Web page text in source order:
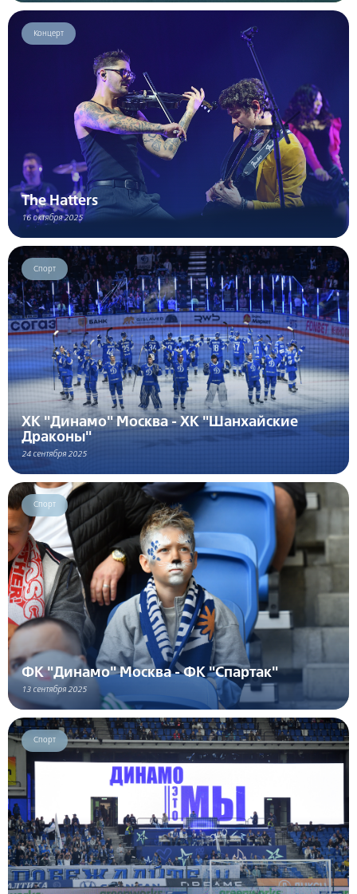
Концерт
The Hatters
16 октября 2025
Спорт
ХК "Динамо" Москва - ХК "Шанхайские
Драконы"
24 сентября 2025
Спорт
ФК "Динамо" Москва - ФК "Спартак"
13 сентября 2025
Спорт